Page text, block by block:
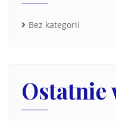
Bez kategorii
Ostatnie